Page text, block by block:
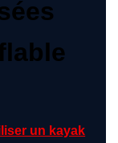
un kayak